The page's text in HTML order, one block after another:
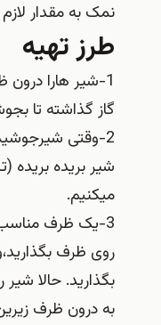
نمک به مقدار لازم
طرز تهیه
1-شیر هارا
گاز گذاشته تا
2-وقتی
شیر بریده بریده
میکنیم.
3-یک ظرف مناسب
روی ظرف
بگذارید. حالا شیر
به درون ظرف